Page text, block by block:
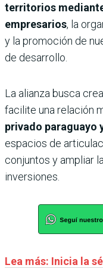
territorios
empresarios, la
y la promoción de
de desarrollo.
La alianza busca
facilite una relación
privado paraguayo
espacios de
conjuntos y ampliar
inversiones.
Lea más: Inicia la